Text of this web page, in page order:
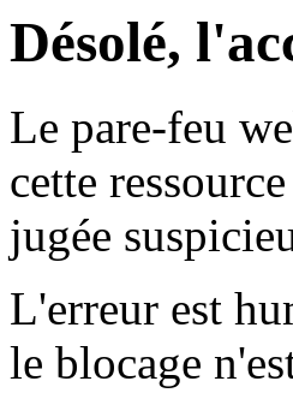
Désolé,
Le pare-feu
cette
jugée
L'erreur est
le blocage